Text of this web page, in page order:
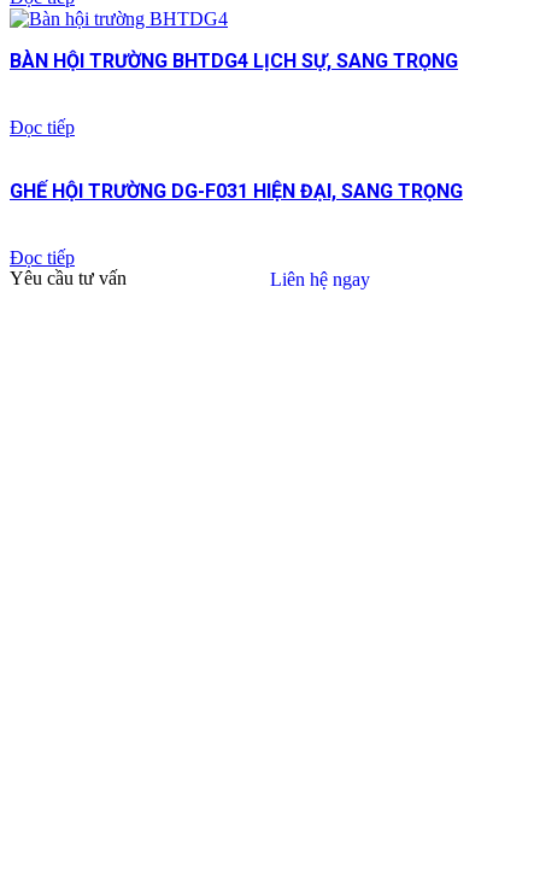
BÀN HỘI TRƯỜNG BHTDG4 LỊCH SỰ, SANG TRỌNG
Đọc tiếp
GHẾ HỘI TRƯỜNG DG-F031 HIỆN ĐẠI, SANG TRỌNG
Đọc tiếp
Yêu cầu tư vấn
Liên hệ ngay